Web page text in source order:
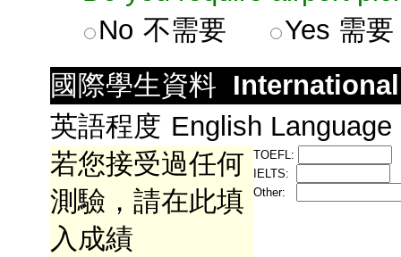
No 不需要 Yes 需要
國際學生資料
英語程度 English
若您接受過任何
測驗，請在此填
入成績
TOEFL:
IELTS:
Other: